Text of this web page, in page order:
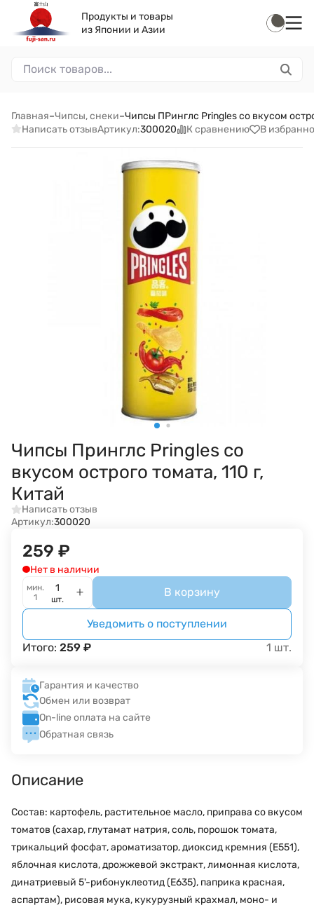
Продукты и товары
из Японии и Азии
Главная–Чипсы, снеки–Чипсы ПРинглс Pringles со вкусом
Написать отзывАртикул:300020 К сравнению В
Чипсы Принглс Pringles со
вкусом острого томата, 110 г,
Китай
Написать отзыв
Артикул:300020
259 ₽
Нет в наличии
мин.
1
шт.
В корзину
Уведомить о поступлении
Итого: 259 ₽ 1 шт.
Гарантия и качество
Обмен или возврат
On-line оплата на сайте
Обратная связь
Описание
Состав: картофель, растительное масло, приправа со вкусом
томатов (сахар, глутамат натрия, соль, порошок томата,
трикальций фосфат, ароматизатор, диоксид кремния (Е551),
яблочная кислота, дрожжевой экстракт, лимонная кислота,
динатриевый 5'-рибонуклеотид (Е635), паприка красная,
аспартам), рисовая мука, кукурузный крахмал, моно- и